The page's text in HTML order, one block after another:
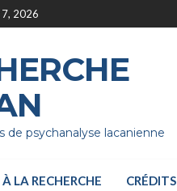
2026
de psychanalyse lacanienne
LA RECHERCHE CRÉDITS